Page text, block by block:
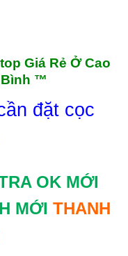
Giá Rẻ Ở Cao
Bình ™
đặt cọc
OK MỚI
MỚI THANH